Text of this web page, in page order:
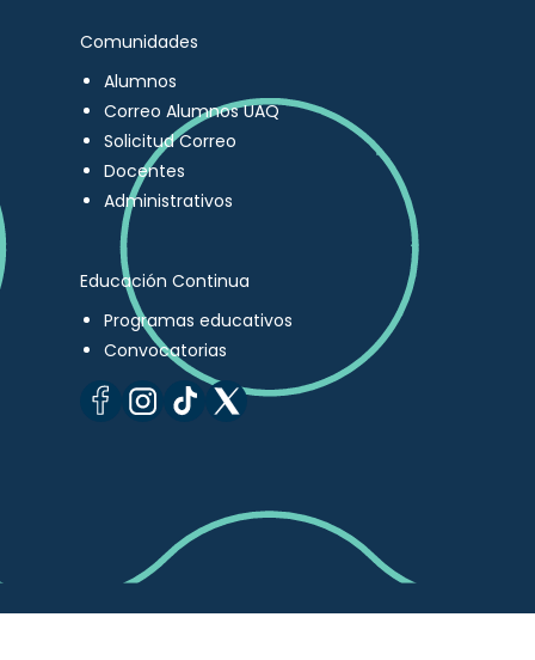
Comunidades
Alumnos
Correo Alumnos UAQ
Solicitud Correo
Docentes
Administrativos
Educación Continua
Programas educativos
Convocatorias